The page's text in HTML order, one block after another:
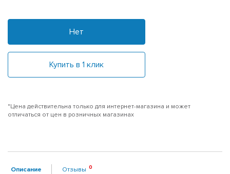
Нет
Купить в 1 клик
*Цена действительна только для интернет-магазина и может
отличаться от цен в розничных магазинах
Описание Отзывы